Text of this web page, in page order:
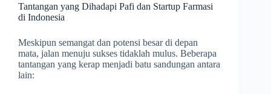
Tantangan yang Dihadapi Pafi dan Startup Farmasi
di Indonesia
Meskipun semangat dan potensi besar di depan
mata, jalan menuju sukses tidaklah mulus. Beberapa
tantangan yang kerap menjadi batu sandungan antara
lain: